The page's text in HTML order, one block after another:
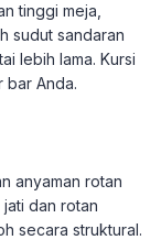
tinggi meja,
sudut sandaran
lebih lama. Kursi
bar Anda.
anyaman rotan
dan rotan
secara struktural.